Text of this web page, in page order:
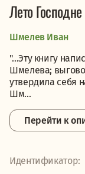
Лето Господне
Шмелев Иван
"…Эту книгу
Шмелева;
утвердила себя
Шм...
Перейти к
Идентификатор: